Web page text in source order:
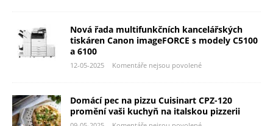
Nová řada multifunkčních kancelářských
tiskáren Canon imageFORCE s modely C5100
a 6100
12-05-2025 Komentáře nejsou povolené
Domácí pec na pizzu Cuisinart CPZ-120
promění vaši kuchyň na italskou pizzerii